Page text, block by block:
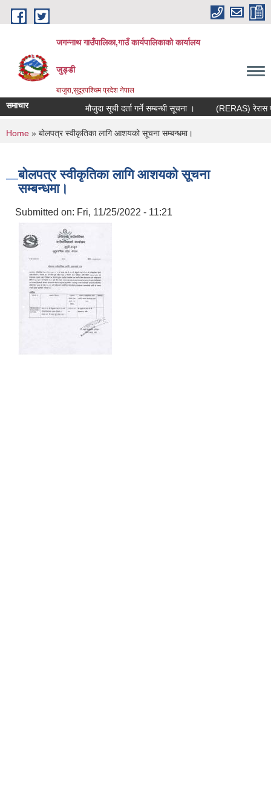
Skip to main content
जगन्नाथ गाउँपालिका,गाउँ कार्यपालिकाको कार्यालय
जुड्डी
बाजुरा,सुदूरपश्चिम प्रदेश नेपाल
समाचार मौजुदा सूची दर्ता गर्ने सम्बन्धी सूचना । (RERAS) रेरास
You are here
Home » बोलपत्र स्वीकृतिका लागि आशयको सूचना सम्बन्धमा।
बोलपत्र स्वीकृतिका लागि आशयको सूचना
सम्बन्धमा।
Submitted on: Fri, 11/25/2022 - 11:21